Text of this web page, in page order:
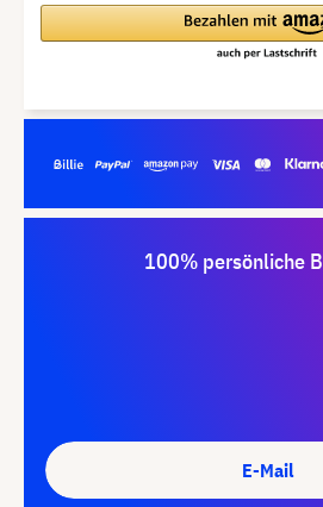
100% persönliche
E-Mail